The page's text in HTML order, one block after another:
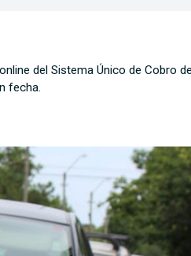
del Sistema Único de Cobro
fecha.